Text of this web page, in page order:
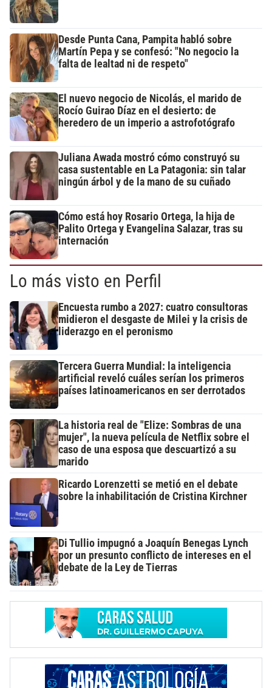
Desde Punta Cana, Pampita habló sobre
Martín Pepa y se confesó: "No negocio la
falta de lealtad ni de respeto"
El nuevo negocio de Nicolás, el marido de
Rocío Guirao Díaz en el desierto: de
heredero de un imperio a astrofotógrafo
Juliana Awada mostró cómo construyó su
casa sustentable en La Patagonia: sin talar
ningún árbol y de la mano de su cuñado
Cómo está hoy Rosario Ortega, la hija de
Palito Ortega y Evangelina Salazar, tras su
internación
Lo más visto en Perfil
Encuesta rumbo a 2027: cuatro consultoras
midieron el desgaste de Milei y la crisis de
liderazgo en el peronismo
Tercera Guerra Mundial: la inteligencia
artificial reveló cuáles serían los primeros
países latinoamericanos en ser derrotados
La historia real de "Elize: Sombras de una
mujer", la nueva película de Netflix sobre el
caso de una esposa que descuartizó a su
marido
Ricardo Lorenzetti se metió en el debate
sobre la inhabilitación de Cristina Kirchner
Di Tullio impugnó a Joaquín Benegas Lynch
por un presunto conflicto de intereses en el
debate de la Ley de Tierras